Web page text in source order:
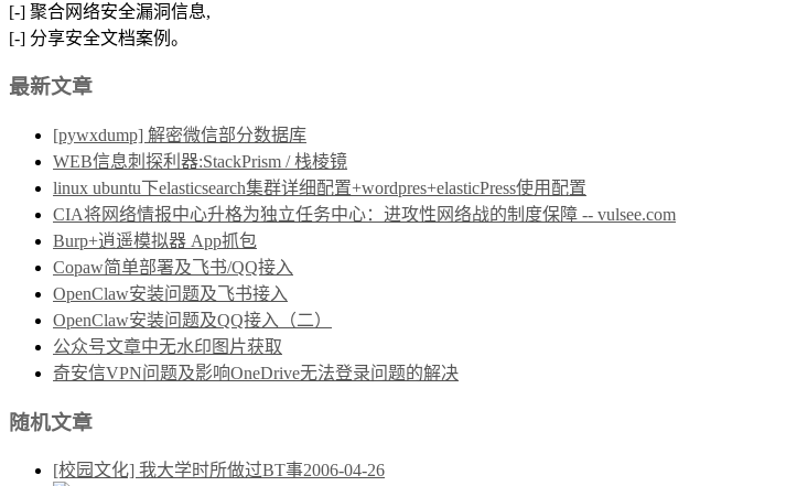
[-] 聚合网络安全漏洞信息,
[-] 分享安全文档案例。
最新文章
[pywxdump] 解密微信部分数据库
WEB信息刺探利器:StackPrism / 栈棱镜
linux ubuntu下elasticsearch集群详细配置+wordpres+elasticPress使用配置
CIA将网络情报中心升格为独立任务中心：进攻性网络战的制度保障 -- vulsee.com
Burp+逍遥模拟器 App抓包
Copaw简单部署及飞书/QQ接入
OpenClaw安装问题及飞书接入
OpenClaw安装问题及QQ接入（二）
公众号文章中无水印图片获取
奇安信VPN问题及影响OneDrive无法登录问题的解决
随机文章
[校园文化] 我大学时所做过BT事2006-04-26